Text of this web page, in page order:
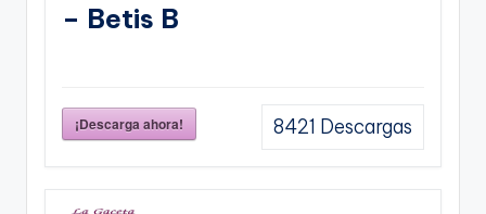
– Betis B
¡Descarga ahora! 8421 Descargas